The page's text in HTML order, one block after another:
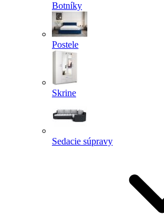
Botníky
Postele
Skrine
Sedacie súpravy